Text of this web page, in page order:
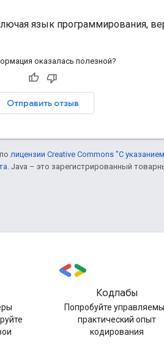
язык программирования,
оказалась полезной?
Отправить отзыв
лицензии Creative Commons "С
. Java – это зарегистрированный
Кодлабы
Попробуйте
практический опыт
кодирования